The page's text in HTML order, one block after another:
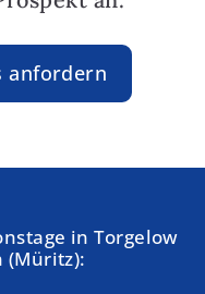
anfordern
in Torgelow
(Müritz):